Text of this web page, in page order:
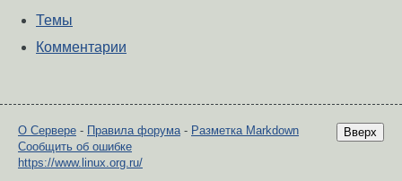
Темы
Комментарии
Вверх
О Сервере - Правила форума - Разметка Markdown
Сообщить об ошибке
https://www.linux.org.ru/